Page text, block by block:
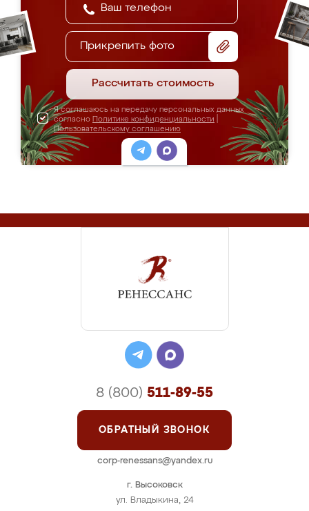
Прикрепить фото
Рассчитать стоимость
Я соглашаюсь на передачу персональных данных
согласно Политике конфиденциальности
Пользовательскому соглашению
г. Высоковск
ул. Владыкина, 24
8 (800) 511-89-55
ОБРАТНЫЙ ЗВОНОК
corp-renessans@yandex.ru